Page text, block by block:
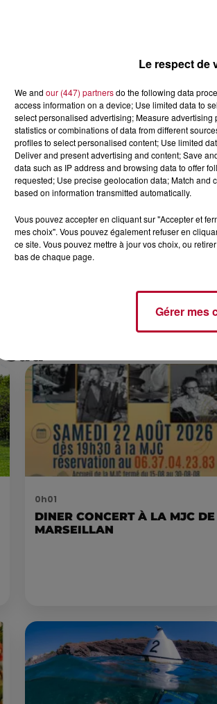
COURS DE
attendues en début de journée
belles éclaircies, qui concernent en
et les températures toujours
Béziers et Lodève, 9°C à Avignon,
0h01
DINER CONCERT À LA MJC DE
MARSEILLAN
Le respect de
We and our (447) partnersdo the following data
access information on a device; Use limited data to
select personalised advertising; Measure
statistics or combinations of data from different
profiles to select personalised content; Use limited
Deliver and present advertising and content; Save
data such as IP address and browsing data to offer
requested; Use precise geolocation data; Match and
based on information transmitted automatically.
Vous pouvez accepter en cliquant sur "Accepter et
mes choix". Vous pouvez également refuser en
ce site. Vous pouvez mettre à jour vos choix, ou
bas de chaque page.
Gérer mes